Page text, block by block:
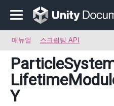
매뉴얼 스크립팅 API
Y